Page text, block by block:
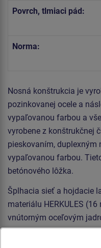
Povrch, tlmiaci pád:
Norma:
Nosná konštrukcia je
pozinkovanej ocele a
vypaľovanou farbou a
vyrobene z konštrukčnej
pieskovaním, duplexným
vypaľovanou farbou.
betónového lôžka.
Šplhacia sieť a hojdacie
materiálu HERKULES
vnútorným oceľovým
spojmi. Lezecká stena je